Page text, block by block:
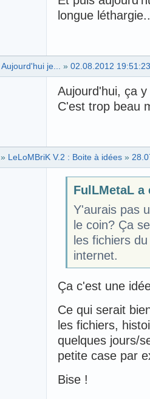
longue
Aujourd'hui je... » 02.08.2012 19:51:23
Aujourd'hui, ça
C'est trop beau
» LeLoMBriK V.2 : Boite à idées »
FulLMetaL a
Y'aurais pas
le coin? Ça
les fichiers
internet.
Ça c'est une
Ce qui serait
les fichiers,
quelques jours/
petite case par
Bise !